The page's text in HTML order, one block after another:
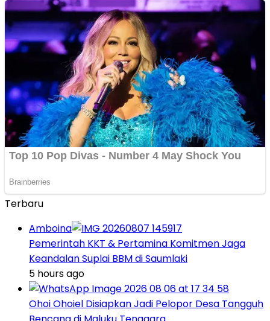
Terbaru
Amboina
Pemerintah KKT & Pertamina Komitmen Jaga
Keandalan Suplai BBM di Saumlaki
5 hours ago
Ohoi Ohoiel Disiapkan Jadi Pelopor Desa Tangguh